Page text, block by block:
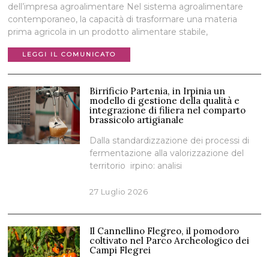
dell’impresa agroalimentare Nel sistema agroalimentare
contemporaneo, la capacità di trasformare una materia
prima agricola in un prodotto alimentare stabile,
LEGGI IL COMUNICATO
Birrificio Partenia, in Irpinia un
modello di gestione della qualità e
integrazione di filiera nel comparto
brassicolo artigianale
Dalla standardizzazione dei processi di
fermentazione alla valorizzazione del
territorio irpino: analisi
27 Luglio 2026
Il Cannellino Flegreo, il pomodoro
coltivato nel Parco Archeologico dei
Campi Flegrei